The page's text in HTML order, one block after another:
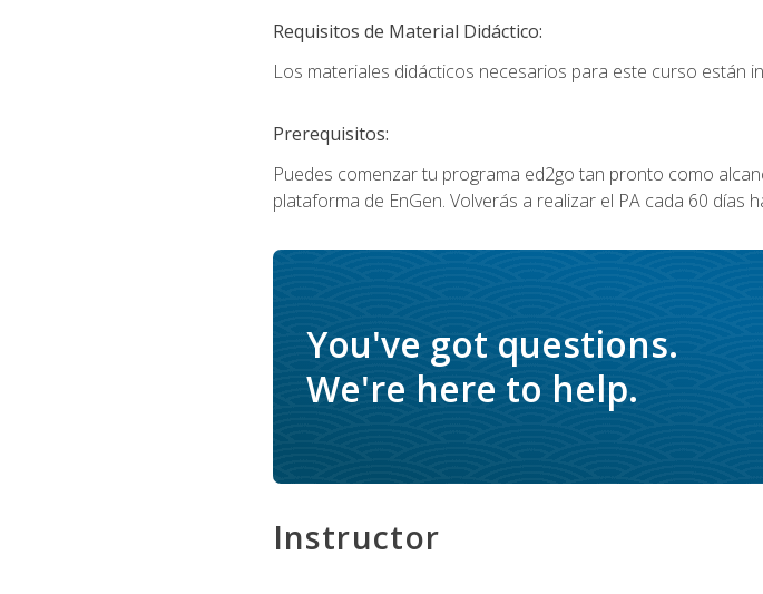
Requisitos de Material Didáctico:
Los materiales didácticos necesarios para este curso están
Prerequisitos:
Puedes comenzar tu programa ed2go tan pronto como
plataforma de EnGen. Volverás a realizar el PA cada 60 días
You've got questions.
We're here to help.
Instructor